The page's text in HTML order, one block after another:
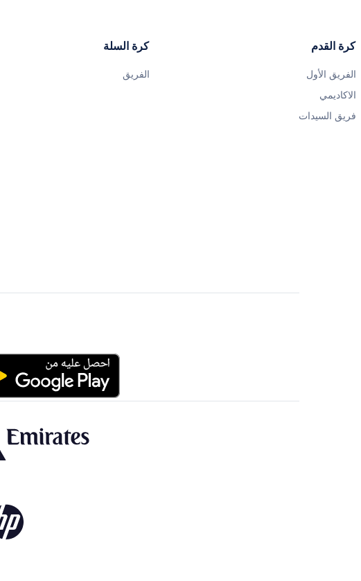
كرة القدم
الفريق الأول
الاكاديمي
فريق السيدات
كرة السلة
الفريق